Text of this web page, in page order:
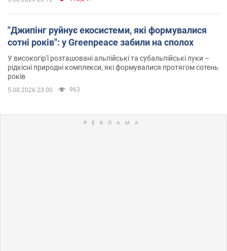
"Джипінг руйнує екосистеми, які формувалися
сотні років": у Greenpeace забили на сполох
У високогір'ї розташовані альпійські та субальпійські луки –
рідкісні природні комплекси, які формувалися протягом сотень
років
5.08.2026 23:00 963